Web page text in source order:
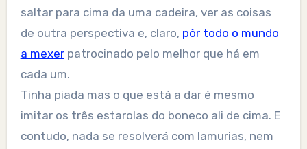
saltar para cima da uma cadeira, ver as coisas
de outra perspectiva e, claro, pôr todo o mundo
a mexerpatrocinado pelo melhor que há em
cada um.
Tinha piada mas o que está a dar é mesmo
imitar os três estarolas do boneco ali de cima. E
contudo, nada se resolverá com lamurias, nem